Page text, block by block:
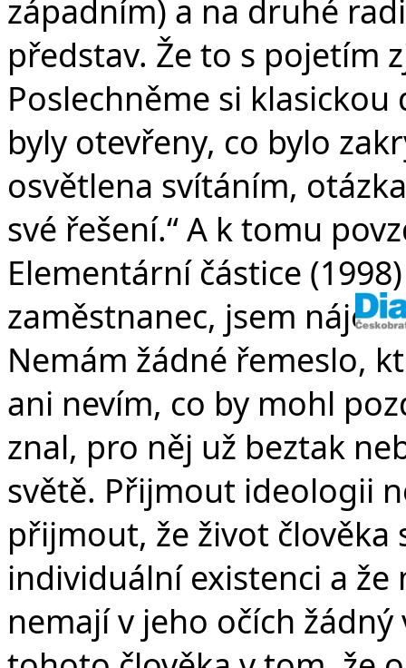
západním) a na druhé
představ. Že to s pojetím
Poslechněme si
byly otevřeny, co bylo
osvětlena svítáním,
své řešení.“ A k tomu
Elementární částice
zaměstnanec, jsem
Nemám žádné řemeslo,
ani nevím, co by mohl
znal, pro něj už beztak
světě. Přijmout ideologii
přijmout, že život
individuální existenci a
nemají v jeho očích